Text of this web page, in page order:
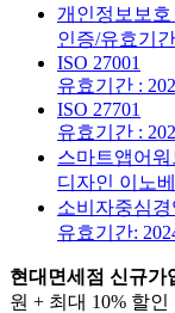
개인정보보
인증/유효기
ISO 27001
유효기간 :
ISO 27701
유효기간 :
스마트앱어워
디자인 이노
소비자중심
유효기간:
현대면세점 신규가
원 + 최대 10% 할인